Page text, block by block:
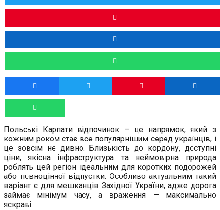
Польські Карпати відпочинок – це напрямок, який з
кожним роком стає все популярнішим серед українців, і
це зовсім не дивно. Близькість до кордону, доступні
ціни, якісна інфраструктура та неймовірна природа
роблять цей регіон ідеальним для коротких подорожей
або повноцінної відпустки. Особливо актуальним такий
варіант є для мешканців Західної України, адже дорога
займає мінімум часу, а враження — максимально
яскраві.